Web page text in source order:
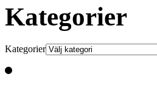
Kategorier
Kategorier